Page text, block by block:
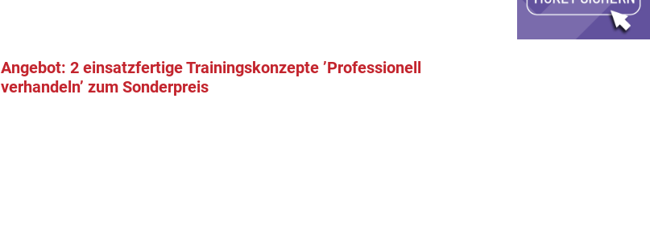
Angebot: 2 einsatzfertige Trainingskonzepte ’Professionell
verhandeln’ zum Sonderpreis